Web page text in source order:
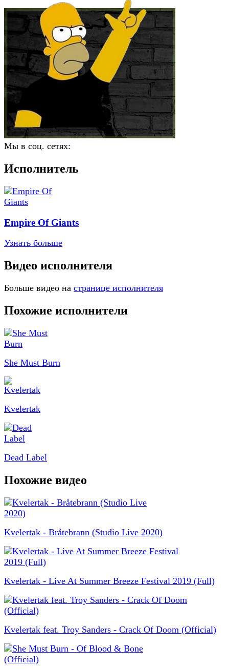
Мы в соц. сетях:
Исполнитель
Empire Of Giants
Узнать больше
Видео исполнителя
Больше видео на странице исполнителя
Похожие исполнители
She Must Burn
Kvelertak
Dead Label
Похожие видео
Kvelertak - Bråtebrann (Studio Live 2020)
Kvelertak - Live At Summer Breeze Festival 2019 (Full)
Kvelertak feat. Troy Sanders - Crack Of Doom (Official)